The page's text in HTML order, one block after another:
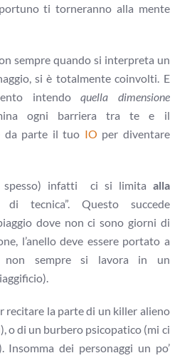
ti torneranno alla mente
sempre quando si interpreta un
si è totalmente coinvolti. E
intendoquella dimensione
ogni barriera tra te e il
da parte il tuo IO per diventare
spesso) infatti ci si limita alla
tecnica”. Questo succede
dove non ci sono giorni di
l’anello deve essere portato a
non sempre si lavora in un
recitare la parte di un killer alieno
o di un burbero psicopatico (mi ci
dei personaggi un po’